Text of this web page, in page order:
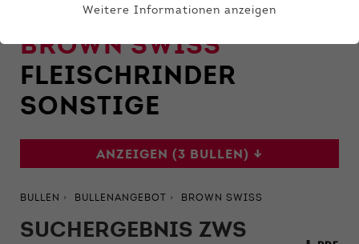
ROTVIEH
BROWN SWISS
FLEISCHRINDER
SONSTIGE
ANZEIGEN (3 BULLEN) ↓
BULLEN BULLENANGEBOT BROWN SWISS
SUCHERGEBNIS ZWS
gewährleistet, dass die Webseite einwandfrei
Qnetics
Laufzeit 1 Jahr
Zweck Cookie Einstellungen speichern
Externe Inhalte
anzubieten.
Weitere Informationen anzeigen